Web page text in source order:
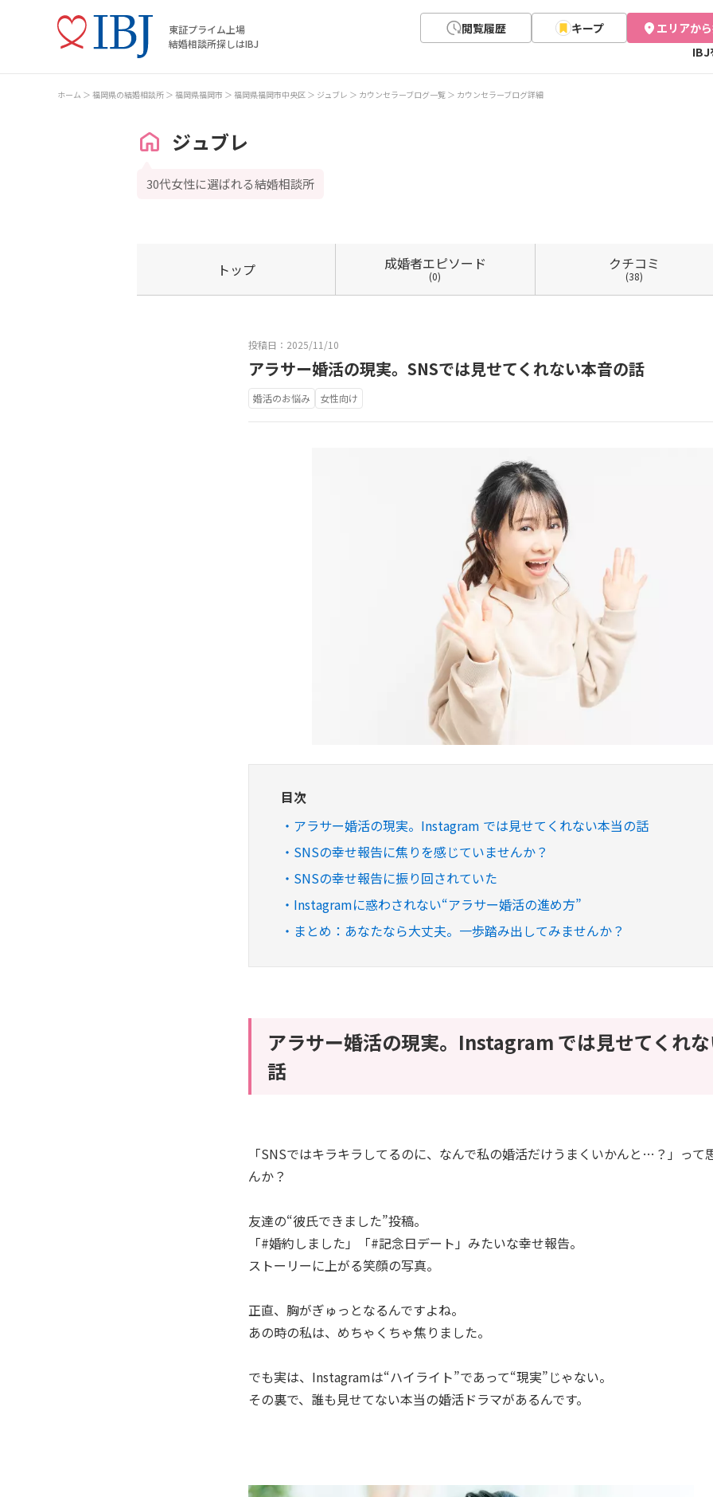
東証プライム上場
結婚相談所探しはIBJ
閲覧履歴 キープ エリアか
IBJ
ホーム 福岡県の結婚相談所 福岡県福岡市 福岡県福岡市中央区 ジュブレ カウンセラーブログ一覧 カウンセラーブログ詳細
ジュブレ
30代女性に選ばれる結婚相談所
トップ 成婚者エピソード
(0)
クチコミ
(38)
投稿日：2025/11/10
アラサー婚活の現実。SNSでは見せてくれない本音の話
婚活のお悩み 女性向け
目次
アラサー婚活の現実。Instagram では見せてくれない本当の話
SNSの幸せ報告に焦りを感じていませんか？
SNSの幸せ報告に振り回されていた
Instagramに惑わされない“アラサー婚活の進め方”
まとめ：あなたなら大丈夫。一歩踏み出してみませんか？
アラサー婚活の現実。Instagram では見せてくれ
話
「SNSではキラキラしてるのに、なんで私の婚活だけうまくいかんと…？」って
んか？
友達の“彼氏できました”投稿。
「#婚約しました」「#記念日デート」みたいな幸せ報告。
ストーリーに上がる笑顔の写真。
正直、胸がぎゅっとなるんですよね。
あの時の私は、めちゃくちゃ焦りました。
でも実は、Instagramは“ハイライト”であって“現実”じゃない。
その裏で、誰も見せてない本当の婚活ドラマがあるんです。